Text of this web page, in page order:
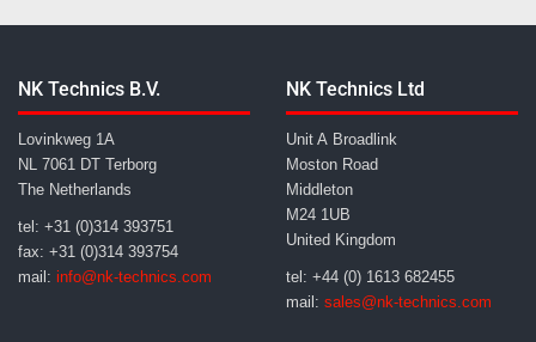
NK Technics B.V.
Lovinkweg 1A
NL 7061 DT Terborg
The Netherlands
tel: +31 (0)314 393751
fax: +31 (0)314 393754
mail: info@nk-technics.com
NK Technics Ltd
Unit A Broadlink
Moston Road
Middleton
M24 1UB
United Kingdom
tel: +44 (0) 1613 682455
mail: sales@nk-technics.com